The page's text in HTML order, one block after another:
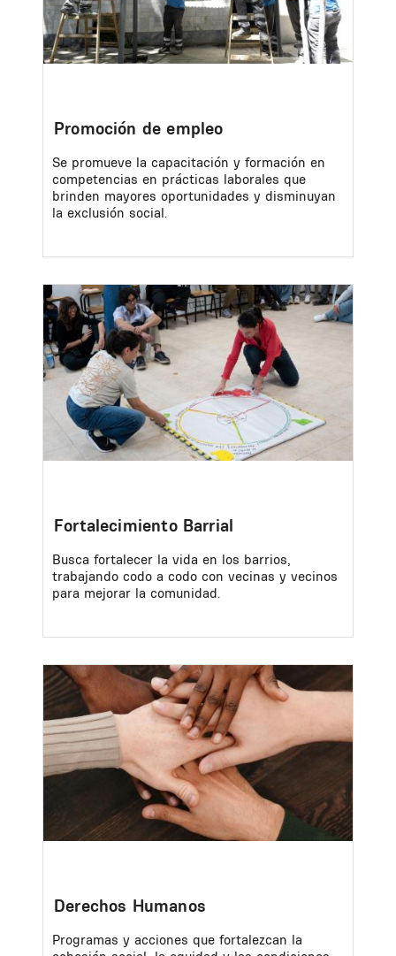
Promoción de empleo
Se promueve la capacitación y formación en
competencias en prácticas laborales que
brinden mayores oportunidades y disminuyan
la exclusión social.
Image
Fortalecimiento Barrial
Busca fortalecer la vida en los barrios,
trabajando codo a codo con vecinas y vecinos
para mejorar la comunidad.
Image
Derechos Humanos
Programas y acciones que fortalezcan la